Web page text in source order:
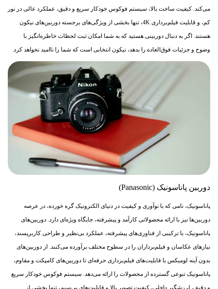
می‌کند. کیفیت ساخت بالا، سیستم فوکوس خودکار سریع و دقیق، عملکرد عالی در نور
کم، و قابلیت فیلم‌برداری 4K، تنها بخشی از ویژگی‌های برجسته دوربین‌های نیکون
هستند. اگر به دنبال دوربینی هستید که به شما امکان ثبت لحظات خاطره‌انگیز با
وضوح و جزئیات فوق‌العاده را بدهد، نیکون انتخابی است که شما را ناامید نخواهد کرد.
دوربین پاناسونیک (Panasonic)
پاناسونیک، نامی که با نوآوری و کیفیت در دنیای الکترونیک گره خورده، در عرصه
دوربین‌ها نیز با ارائه محصولاتی کارآمد و پیشرفته، جایگاه ویژه‌ای دارد. دوربین‌های
پاناسونیک، با ترکیبی از فناوری‌های پیشرفته، عملکرد بی‌نظیر و طراحی کاربرپسند،
نیازهای عکاسان و فیلم‌برداران را در سطوح مختلف برآورده می‌کنند. از دوربین‌های
بدون آینه لومیکس با قابلیت‌های فیلم‌برداری حرفه‌ای تا دوربین‌های کامپکت و مقاوم،
پاناسونیک تنوعی گسترده از محصولات را ارائه می‌دهد. سیستم فوکوس خودکار سریع
و دقیق، لرزشگیر داخلی، کیفیت تصویر بالا و قابلیت‌های بی‌سیم، تنها بخشی از